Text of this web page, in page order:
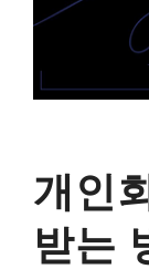
개인
받는